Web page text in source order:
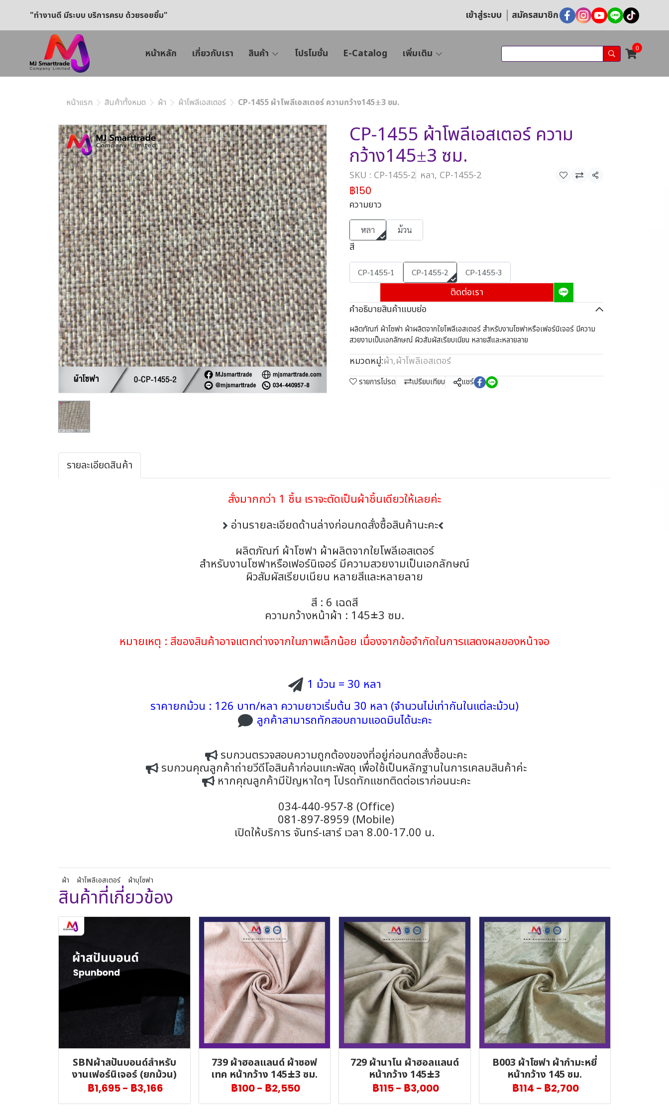
"ทำงานดี มีระบบ บริการครบ ด้วยรอยยิ้ม" เข้าสู่ระบบ สมัครสมาชิก
หน้าหลัก เกี่ยวกับเรา สินค้า โปรโมชั่น E-Catalog เพิ่มเติม 0
หน้าแรก สินค้าทั้งหมด ผ้า ผ้าโพลีเอสเตอร์ CP-1455 ผ้าโพลีเอสเตอร์ ความกว้าง145±3 ซม.
CP-1455 ผ้าโพลีเอสเตอร์ ความ
กว้าง145±3 ซม.
SKU : CP-1455-2 หลา, CP-1455-2 แชร์
฿150
ความยาว
หลา ม้วน
สี
CP-1455-1 CP-1455-2 CP-1455-3
ติดต่อเรา
คำอธิบายสินค้าแบบย่อ
ผลิตภัณฑ์ ผ้าโซฟา ผ้าผลิตจากใยโพลีเอสเตอร์ สำหรับงานโซฟาหรือเฟอร์นิเจอร์ มีความ
สวยงามเป็นเอกลักษณ์ ผิวสัมผัสเรียบเนียน หลายสีและหลายลาย
หมวดหมู่:ผ้า,ผ้าโพลีเอสเตอร์
รายการโปรด เปรียบเทียบ แชร์
รายละเอียดสินค้า
สั่งมากกว่า 1 ชิ้น เราจะตัดเป็นผ้าชิ้นเดียวให้เลยค่ะ
อ่านรายละเอียดด้านล่างก่อนกดสั่งซื้อสินค้านะคะ
ผลิตภัณฑ์ ผ้าโซฟา ผ้าผลิตจากใยโพลีเอสเตอร์
สำหรับงานโซฟาหรือเฟอร์นิเจอร์ มีความสวยงามเป็นเอกลักษณ์
ผิวสัมผัสเรียบเนียน หลายสีและหลายลาย
สี : 6 เฉดสี
ความกว้างหน้าผ้า : 145±3 ซม.
หมายเหตุ : สีของสินค้าอาจแตกต่างจากในภาพเล็กน้อย เนื่องจากข้อจำกัดในการแสดงผลของหน้าจอ
1 ม้วน = 30 หลา
ราคายกม้วน : 126 บาท/หลา ความยาวเริ่มต้น 30 หลา (จำนวนไม่เท่ากันในแต่ละม้วน)
ลูกค้าสามารถทักสอบถามแอดมินได้นะคะ
รบกวนตรวจสอบความถูกต้องของที่อยู่ก่อนกดสั่งซื้อนะคะ
รบกวนคุณลูกค้าถ่ายวีดีโอสินค้าก่อนแกะพัสดุ เพื่อใช้เป็นหลักฐานในการเคลมสินค้าค่ะ
หากคุณลูกค้ามีปัญหาใดๆ โปรดทักแชทติดต่อเราก่อนนะคะ
034-440-957-8 (Office)
081-897-8959 (Mobile)
เปิดให้บริการ จันทร์-เสาร์ เวลา 8.00-17.00 น.
ผ้า ผ้าโพลีเอสเตอร์ ผ้าบุโซฟา
สินค้าที่เกี่ยวข้อง
SBNผ้าสปันบอนด์สำหรับ
งานเฟอร์นิเจอร์ (ยกม้วน)
฿1,695- ฿3,166
739 ผ้าฮอลแลนด์ ผ้าซอฟ
เทค หน้ากว้าง 145±3 ซม.
฿100- ฿2,550
729 ผ้านาโน ผ้าฮอลแลนด์
หน้ากว้าง 145±3
฿115- ฿3,000
B003 ผ้าโซฟา ผ้ากำมะหยี่
หน้ากว้าง 145 ซม.
฿114 - ฿2,700